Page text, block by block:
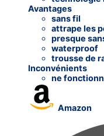
Avantages
sans fil
attrape les
presque
waterproof
trousse de
Inconvénients
ne
Amazon